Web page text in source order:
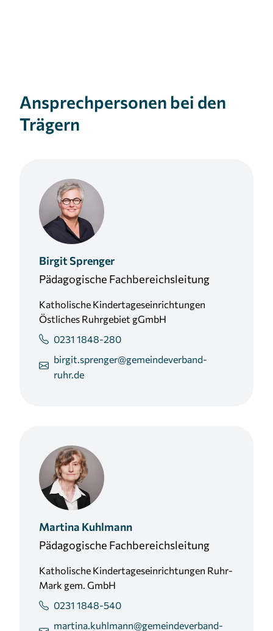
Ansprechpersonen bei den
Trägern
BirgitSprenger
Pädagogische Fachbereichsleitung
Katholische Kindertageseinrichtungen
Östliches Ruhrgebiet gGmbH
0231 1848-280
birgit.sprenger@gemeindeverband-
ruhr.de
Martina Kuhlmann
Pädagogische Fachbereichsleitung
Katholische Kindertageseinrichtungen Ruhr-
Mark gem. GmbH
0231 1848-540
martina.kuhlmann@gemeindeverband-